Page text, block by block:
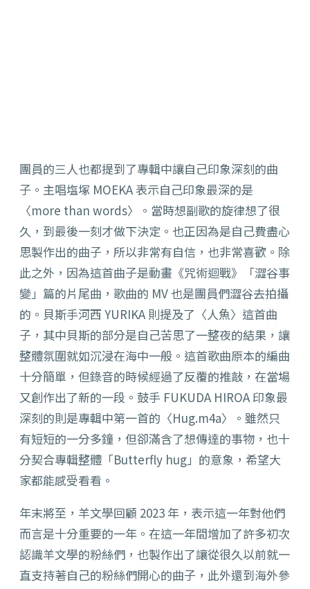
團員的三人也都提到了專輯中讓自己印象深刻的曲
子。主唱塩塚 MOEKA 表示自己印象最深的是
〈more than words〉。當時想副歌的旋律想了很
久，到最後一刻才做下決定。也正因為是自己費盡心
思製作出的曲子，所以非常有自信，也非常喜歡。除
此之外，因為這首曲子是動畫《咒術迴戰》「澀谷事
變」篇的片尾曲，歌曲的 MV 也是團員們澀谷去拍攝
的。貝斯手河西 YURIKA 則提及了〈人魚〉這首曲
子，其中貝斯的部分是自己苦思了一整夜的結果，讓
整體氛圍就如沉浸在海中一般。這首歌曲原本的編曲
十分簡單，但錄音的時候經過了反覆的推敲，在當場
又創作出了新的一段。鼓手 FUKUDA HIROA 印象最
深刻的則是專輯中第一首的〈Hug.m4a〉。雖然只
有短短的一分多鐘，但卻滿含了想傳達的事物，也十
分契合專輯整體「Butterfly hug」的意象，希望大
家都能感受看看。
年末將至，羊文學回顧 2023 年，表示這一年對他們
而言是十分重要的一年。在這一年間增加了許多初次
認識羊文學的粉絲們，也製作出了讓從很久以前就一
直支持著自己的粉絲們開心的曲子，此外還到海外參